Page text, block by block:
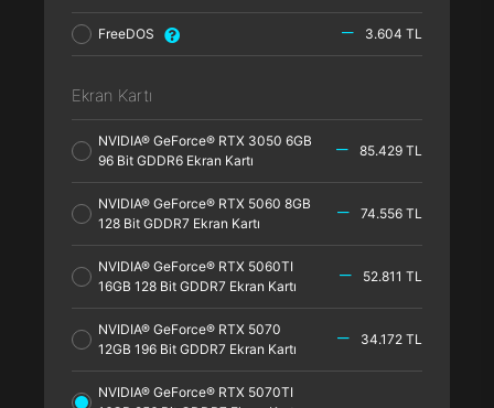
FreeDOS 3.604 TL
Ekran Kartı
NVIDIA® GeForce® RTX 3050 6GB
96 Bit GDDR6 Ekran Kartı
85.429 TL
NVIDIA® GeForce® RTX 5060 8GB
128 Bit GDDR7 Ekran Kartı
74.556 TL
NVIDIA® GeForce® RTX 5060TI
16GB 128 Bit GDDR7 Ekran Kartı
52.811 TL
NVIDIA® GeForce® RTX 5070
12GB 196 Bit GDDR7 Ekran Kartı
34.172 TL
NVIDIA® GeForce® RTX 5070TI